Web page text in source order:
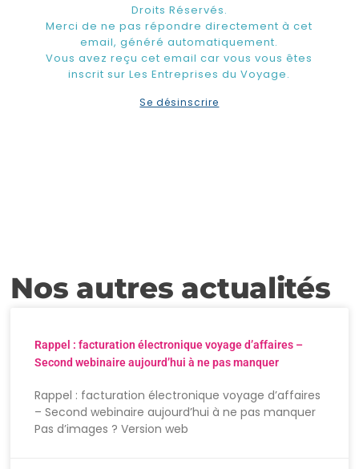
Droits Réservés.
Merci de ne pas répondre directement à cet
email, généré automatiquement.
Vous avez reçu cet email car vous vous êtes
inscrit sur Les Entreprises du Voyage.
Se désinscrire
Nos autres actualités
Rappel : facturation électronique voyage d’affaires –
Second webinaire aujourd’hui à ne pas manquer
Rappel : facturation électronique voyage d’affaires
– Second webinaire aujourd’hui à ne pas manquer
Pas d’images ? Version web